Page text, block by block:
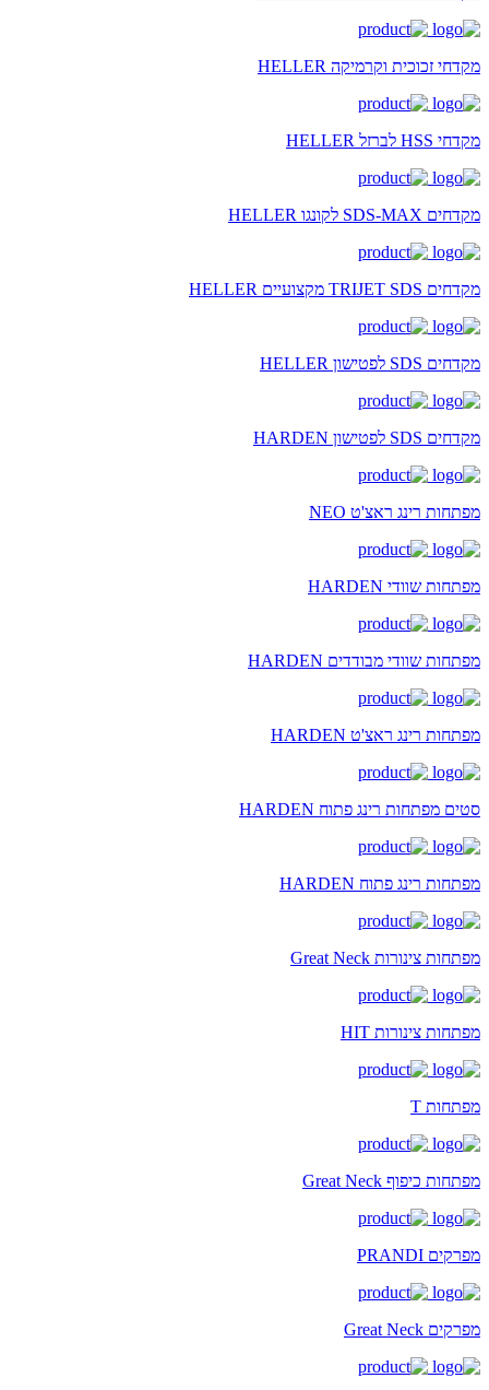
מקדחי זכוכית וקרמיקה HELLER
מקדחי HSS לברזל HELLER
מקדחים SDS-MAX לקונגו HELLER
מקדחים TRIJET SDS מקצועיים HELLER
מקדחים SDS לפטישון HELLER
מקדחים SDS לפטישון HARDEN
מפתחות רינג ראצ'ט NEO
מפתחות שוודי HARDEN
מפתחות שוודי מבודדים HARDEN
מפתחות רינג ראצ'ט HARDEN
סטים מפתחות רינג פתוח HARDEN
מפתחות רינג פתוח HARDEN
מפתחות צינורות Great Neck
מפתחות צינורות HIT
מפתחות T
מפתחות כיפוף Great Neck
מפרקים PRANDI
מפרקים Great Neck